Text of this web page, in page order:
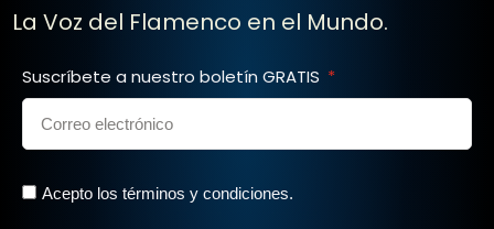
La Voz del Flamenco en el Mundo.
Suscríbete a nuestro boletín GRATIS
Acepto los términos y condiciones.